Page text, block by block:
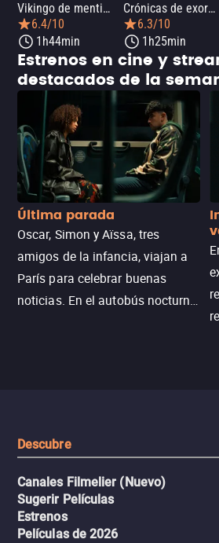
Vikingo de mentira
6.4/10
1h44min
Crónicas de exorcismo: El comienzo
6.3/10
1h25min
Estrenos en cine y
destacados de la
Última parada
Oscar, Simon y Aïssa, tres
amigos de la infancia, viajan a
París para celebrar buenas
noticias. En el autobús nocturno
Descubre
Canales Filmelier (Nuevo)
Sugerir Películas
Estrenos
Películas de 2026